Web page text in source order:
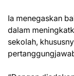
Ia menegaskan
dalam
sekolah,